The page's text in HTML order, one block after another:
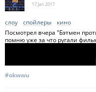
17 Jan 2017
слоу спойлеры
кино
Посмотрел вчера "Бэтмен
помню уже за что ругали
#okwwu